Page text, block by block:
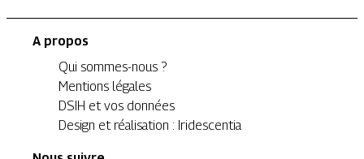
A propos
Qui sommes-nous ?
Mentions légales
DSIH et vos données
Design et réalisation : Iridescentia